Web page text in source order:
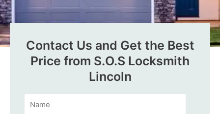
Contact Us and Get the Best
Price from S.O.S Locksmith
Lincoln